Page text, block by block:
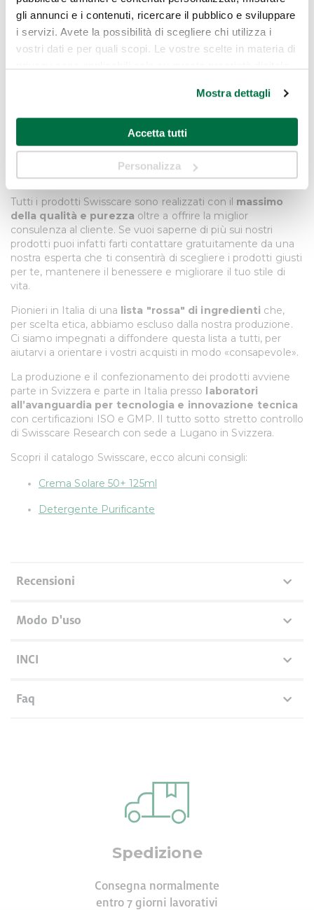
gli annunci e i contenuti, ricercare il pubblico e sviluppare
i servizi. Avete la possibilità di scegliere chi utilizza i
vostri dati e per quali scopi. Le vostre scelte in materia di
modificare o revocare il proprio consenso in qualsiasi
momento dalla Dichiarazione sui cookie o facendo clic
sull'icona di attivazione della privacy.
Con il tuo consenso, vorremmo anche:
geografica, con un'approssimazione di qualche
metro,
Identificare il tuo dispositivo, scansionandolo
attivamente alla ricerca di caratteristiche specifiche
(impronte digitali).
Approfondisci come vengono elaborati i tuoi dati personali
e imposta le tue preferenze nellasezione dettagli . Puoi
modificare o ritirare il tuo consenso in qualsiasi momento
dalla Dichiarazione sui cookie.
NAHRIN srl, Titolare del trattamento di dati personali
effettuato attraverso l’utilizzo di cookie e tecnologie
analoghe dal sito nahrin.it, rilascia le seguenti
informazioni ai sensi del Provv. Gar. 8 maggio 2014.
Utilizziamo i cookie per personalizzare contenuti ed
annunci, per fornire funzionalità dei social media e per
informazioni sul modo in cui utilizza il nostro sito con i
nostri partner che si occupano di analisi dei dati web,
Mostra dettagli
Accetta tutti
Personalizza
Utile per combattere la fragilità e l’eccessiva permeabilità
vasale, mostrando quindi un’azione capillaro-protettiva.
Estratto di edera
specialmente nel trattamento della cellulite.
Ha proprietà rinfrescanti, decongestionanti, antisettiche e
disinfettanti.
La filosofia Swisscare
Tutti i prodotti Swisscare sono realizzati con il massimo
della qualità e purezza oltre a offrire la miglior
consulenza al cliente. Se vuoi saperne di più sui nostri
prodotti puoi infatti farti contattare gratuitamente da una
nostra esperta che ti consentirà di scegliere i prodotti giusti
per te, mantenere il benessere e migliorare il tuo stile di
vita.
Pionieri in Italia di una lista "rossa" di ingredienti che,
per scelta etica, abbiamo escluso dalla nostra produzione.
Ci siamo impegnati a diffondere questa lista a tutti, per
aiutarvi a orientare i vostri acquisti in modo «consapevole».
La produzione e il confezionamento dei prodotti avviene
parte in Svizzera e parte in Italia presso laboratori
all’avanguardia per tecnologia e innovazione tecnica
con certificazioni ISO e GMP. Il tutto sotto stretto controllo
di Swisscare Research con sede a Lugano in Svizzera.
Scopri il catalogo Swisscare, ecco alcuni consigli:
Crema Solare 50+ 125ml
Detergente Purificante
Recensioni
Modo D'uso
INCI
Faq
Spedizione
Consegna normalmente
entro 7 giorni lavorativi